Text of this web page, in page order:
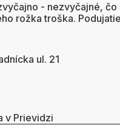
- nezvyčajné,
rožka troška.
ul. 21
v Prievidzi